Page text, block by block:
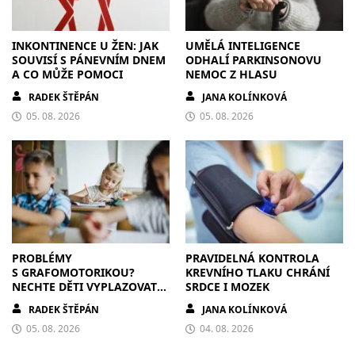
INKONTINENCE U ŽEN: JAK
SOUVISÍ S PÁNEVNÍM DNEM
A CO MŮŽE POMOCI
RADEK ŠTĚPÁN
05. 08. 2026
UMĚLÁ INTELIGENCE
ODHALÍ PARKINSONOVU
NEMOC Z HLASU
JANA KOLÍNKOVÁ
05. 08. 2026
PROBLÉMY
S GRAFOMOTORIKOU?
NECHTE DĚTI VYPLAZOVAT
JAZYK A MALOVAT PO
ZDECHRADEK ŠTĚPÁN
05. 08. 2026
PRAVIDELNÁ KONTROLA
KREVNÍHO TLAKU CHRÁNÍ
SRDCE I MOZEK
JANA KOLÍNKOVÁ
04. 08. 2026